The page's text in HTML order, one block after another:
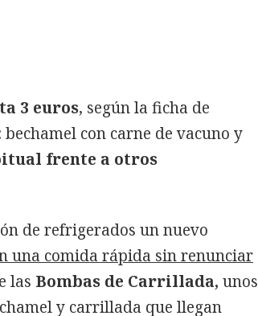
3 euros, según la ficha de
con carne de vacuno y
frente a otros
de refrigerados un nuevo
una comida rápida sin renunciar
las Bombas de Carrillada, unos
y carrillada que llegan